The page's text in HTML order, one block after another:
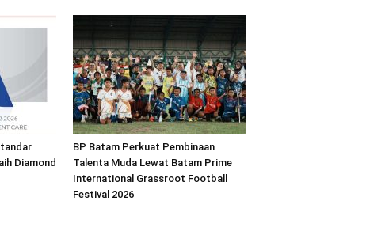
Diamond
BP Batam Perkuat Pembinaan
Talenta Muda Lewat Batam Prime
International Grassroot Football
Festival 2026